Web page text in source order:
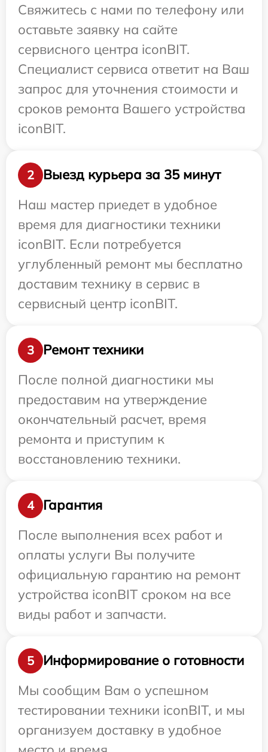
Свяжитесь с нами по телефону или
оставьте заявку на сайте
сервисного центра iconBIT.
Специалист сервиса ответит на Ваш
запрос для уточнения стоимости и
сроков ремонта Вашего устройства
iconBIT.
2
Выезд курьера за 35 минут
Наш мастер приедет в удобное
время для диагностики техники
iconBIT. Если потребуется
углубленный ремонт мы бесплатно
доставим технику в сервис в
сервисный центр iconBIT.
3
Ремонт техники
После полной диагностики мы
предоставим на утверждение
окончательный расчет, время
ремонта и приступим к
восстановлению техники.
4
Гарантия
После выполнения всех работ и
оплаты услуги Вы получите
официальную гарантию на ремонт
устройства iconBIT сроком на все
виды работ и запчасти.
5
Информирование о готовности
Мы сообщим Вам о успешном
тестировании техники iconBIT, и мы
организуем доставку в удобное